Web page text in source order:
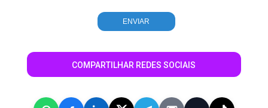
COMPARTILHAR REDES SOCIAIS